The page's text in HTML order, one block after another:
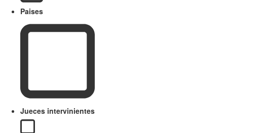
Paises
Jueces intervinientes